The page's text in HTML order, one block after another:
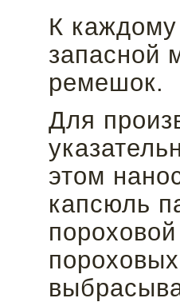
К каждому
запасной
ремешок.
Для
этом
капсюль